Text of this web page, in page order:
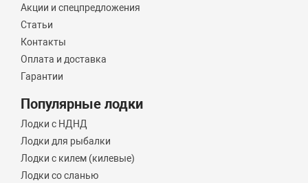
Акции и спецпредложения
Статьи
Контакты
Оплата и доставка
Гарантии
Популярные лодки
Лодки с НДНД
Лодки для рыбалки
Лодки с килем (килевые)
Лодки со сланью